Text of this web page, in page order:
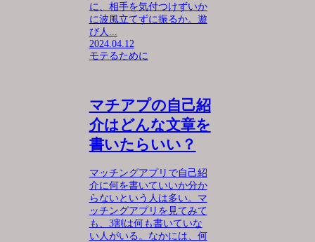
に、相手を気付つけずいか
に波風立てずに振るか。遊
び人...
2024.04.12
モテるために
マチアプの自己紹
介はどんな文章を
書いたらいい？
マッチングアプリで自己紹
介に何を書いていいか分か
らないという人は多い。マ
ッチングアプリを見てみて
も、3割は何も書いていな
い人がいる。なかには、何